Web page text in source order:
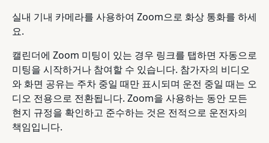
실내 기내 카메라를 사용하여 Zoom으로 화상 통화를 하세
요.
캘린더에 Zoom 미팅이 있는 경우 링크를 탭하면 자동으로
미팅을 시작하거나 참여할 수 있습니다. 참가자의 비디오
와 화면 공유는 주차 중일 때만 표시되며 운전 중일 때는 오
디오 전용으로 전환됩니다. Zoom을 사용하는 동안 모든
현지 규정을 확인하고 준수하는 것은 전적으로 운전자의
책임입니다.